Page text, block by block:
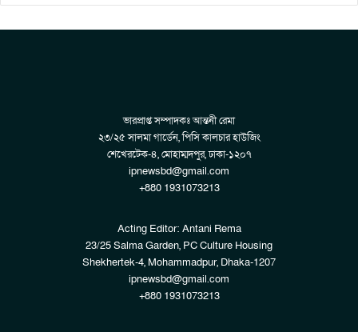
ভারপ্রাপ্ত সম্পাদকঃ আন্তনী রেমা
২৩/২৫ সালমা গার্ডেন, পিসি কালচার হাউজিং
শেখেরটেক-৪, মোহাম্মদপুর, ঢাকা-১২০৭
ipnewsbd@gmail.com
+880 1931073213
Acting Editor: Antani Rema
23/25 Salma Garden, PC Culture Housing
Shekhertek-4, Mohammadpur, Dhaka-1207
ipnewsbd@gmail.com
+880 1931073213